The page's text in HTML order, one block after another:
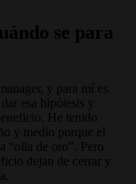
se para
y para mí es
esa hipótesis y
He tenido
y medio porque el
“olla de oro”. Pero
dejan de cerrar y